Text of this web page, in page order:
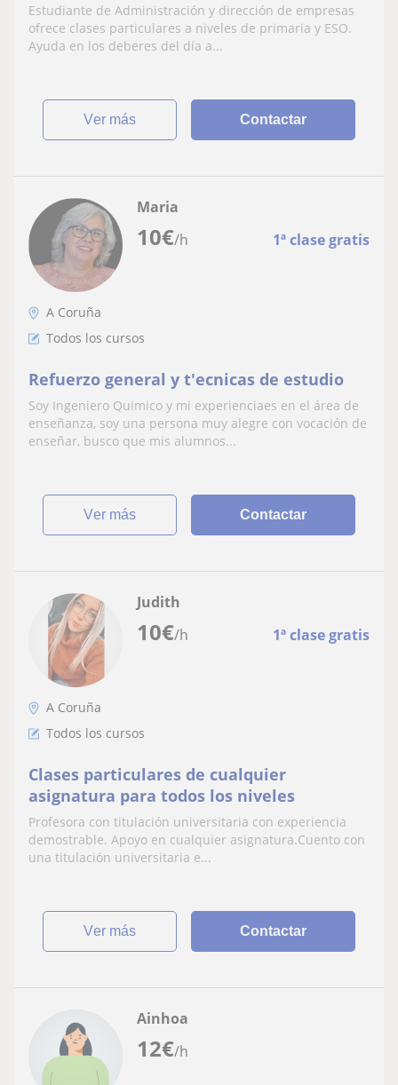
Estudiante de Administración y dirección de empresas
ofrece clases particulares a niveles de primaria y ESO.
Ayuda en los deberes del día a...
ver más Contactar
10€/h 1ª clase gratis
Maria
A Coruña
Todos los cursos
Refuerzo general y t'ecnicas de estudio
Soy Ingeniero Quimico y mi experienciaes en el área de
enseñanza, soy una persona muy alegre con vocación de
enseñar, busco que mis alumnos...
ver más Contactar
10€/h 1ª clase gratis
Judith
A Coruña
Todos los cursos
Clases particulares de cualquier
asignatura para todos los niveles
Profesora con titulación universitaria con experiencia
demostrable. Apoyo en cualquier asignatura.Cuento con
una titulación universitaria e...
ver más Contactar
12€/h
Ainhoa